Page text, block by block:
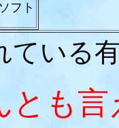
フト
ている
とも